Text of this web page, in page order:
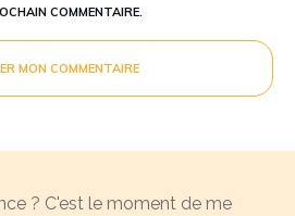
COMMENTAIRE.
MON COMMENTAIRE
? C'est le moment de me